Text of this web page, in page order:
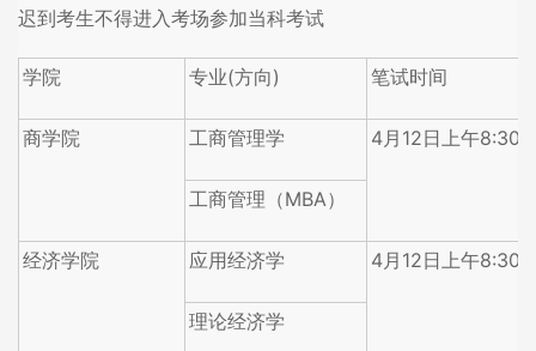
迟到考生不得进入考场参加当科考试
学院 专业(方向) 笔试时间
商学院 工商管理学 4月12日上午8:30-
工商管理（MBA）
经济学院 应用经济学 4月12日上午8:30-
理论经济学